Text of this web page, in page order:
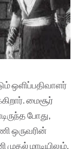
ஒளிப்பதிவாளர்
மைசூர்
போது,
ஒருவரின்
மாடியிலும்,